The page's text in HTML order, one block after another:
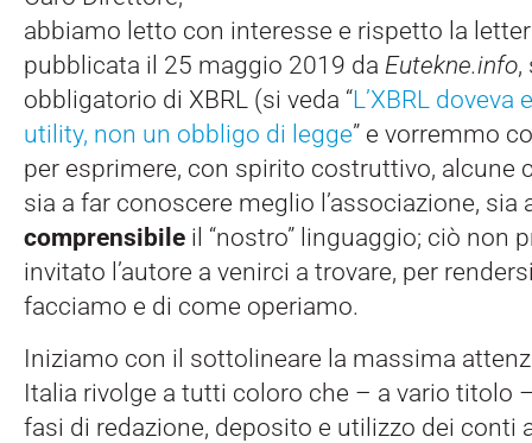
abbiamo letto con interesse e rispetto la
pubblicata il 25 maggio 2019 da Eutekne.info,
obbligatorio di XBRL (si veda “L’XBRL
utility, non un obbligo di legge” e vorremmo
per esprimere, con spirito costruttivo, alcune
sia a far conoscere meglio l’associazione, sia
comprensibile il “nostro” linguaggio; ciò non
invitato l’autore a venirci a trovare, per
facciamo e di come operiamo.
Iniziamo con il sottolineare la massima
Italia rivolge a tutti coloro che – a vario titolo
fasi di redazione, deposito e utilizzo dei conti